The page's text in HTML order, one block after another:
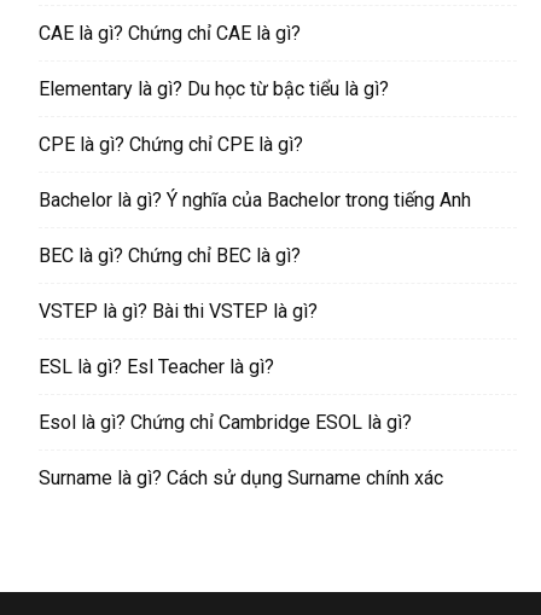
CAE là gì? Chứng chỉ CAE là gì?
Elementary là gì? Du học từ bậc tiểu là gì?
CPE là gì? Chứng chỉ CPE là gì?
Bachelor là gì? Ý nghĩa của Bachelor trong tiếng Anh
BEC là gì? Chứng chỉ BEC là gì?
VSTEP là gì? Bài thi VSTEP là gì?
ESL là gì? Esl Teacher là gì?
Esol là gì? Chứng chỉ Cambridge ESOL là gì?
Surname là gì? Cách sử dụng Surname chính xác